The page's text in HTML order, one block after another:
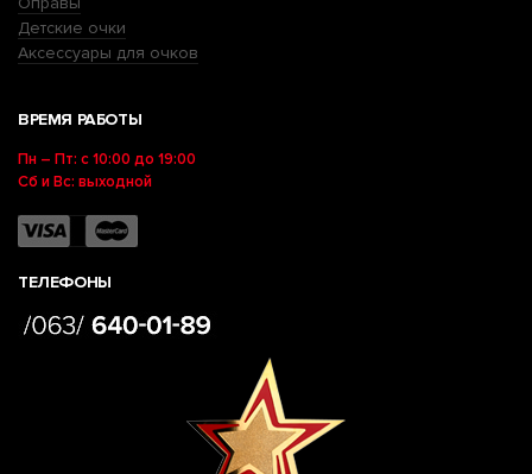
Детские очки
Аксессуары для очков
ВРЕМЯ РАБОТЫ
Пн – Пт: с 10:00 до 19:00
Сб и Вс: выходной
ТЕЛЕФОНЫ